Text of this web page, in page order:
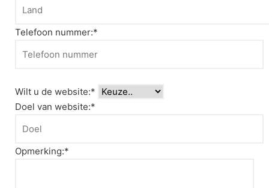
Telefoon nummer:*
Wilt u de website:*
Doel van website:*
Opmerking:*